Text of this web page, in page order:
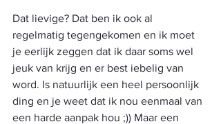
Dat lievige? Dat ben ik ook al
regelmatig tegengekomen en ik moet
je eerlijk zeggen dat ik daar soms wel
jeuk van krijg en er best iebelig van
word. Is natuurlijk een heel persoonlijk
ding en je weet dat ik nou eenmaal van
een harde aanpak hou ;)) Maar een